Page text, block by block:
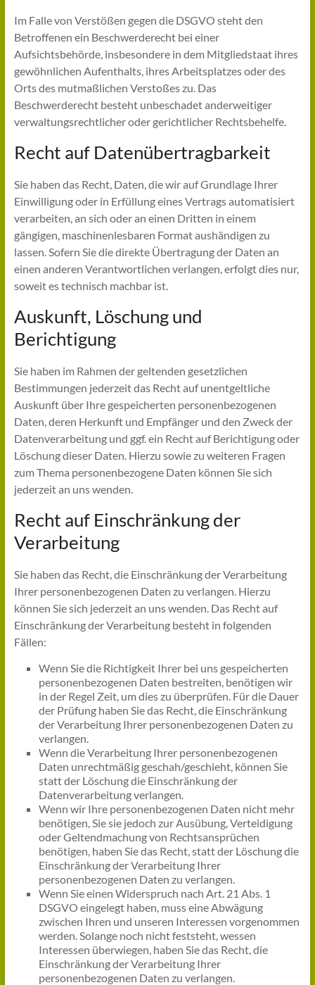
Im Falle von Verstößen gegen die DSGVO steht den
Betroffenen ein Beschwerderecht bei einer
Aufsichtsbehörde, insbesondere in dem Mitgliedstaat ihres
gewöhnlichen Aufenthalts, ihres Arbeitsplatzes oder des
Orts des mutmaßlichen Verstoßes zu. Das
Beschwerderecht besteht unbeschadet anderweitiger
verwaltungsrechtlicher oder gerichtlicher Rechtsbehelfe.
Recht auf Daten­übertrag­barkeit
Sie haben das Recht, Daten, die wir auf Grundlage Ihrer
Einwilligung oder in Erfüllung eines Vertrags automatisiert
verarbeiten, an sich oder an einen Dritten in einem
gängigen, maschinenlesbaren Format aushändigen zu
lassen. Sofern Sie die direkte Übertragung der Daten an
einen anderen Verantwortlichen verlangen, erfolgt dies nur,
soweit es technisch machbar ist.
Auskunft, Löschung und
Berichtigung
Sie haben im Rahmen der geltenden gesetzlichen
Bestimmungen jederzeit das Recht auf unentgeltliche
Auskunft über Ihre gespeicherten personenbezogenen
Daten, deren Herkunft und Empfänger und den Zweck der
Datenverarbeitung und ggf. ein Recht auf Berichtigung oder
Löschung dieser Daten. Hierzu sowie zu weiteren Fragen
zum Thema personenbezogene Daten können Sie sich
jederzeit an uns wenden.
Recht auf Einschränkung der
Verarbeitung
Sie haben das Recht, die Einschränkung der Verarbeitung
Ihrer personenbezogenen Daten zu verlangen. Hierzu
können Sie sich jederzeit an uns wenden. Das Recht auf
Einschränkung der Verarbeitung besteht in folgenden
Fällen:
Wenn Sie die Richtigkeit Ihrer bei uns gespeicherten
personenbezogenen Daten bestreiten, benötigen wir
in der Regel Zeit, um dies zu überprüfen. Für die Dauer
der Prüfung haben Sie das Recht, die Einschränkung
der Verarbeitung Ihrer personenbezogenen Daten zu
verlangen.
Wenn die Verarbeitung Ihrer personenbezogenen
Daten unrechtmäßig geschah/geschieht, können Sie
statt der Löschung die Einschränkung der
Datenverarbeitung verlangen.
Wenn wir Ihre personenbezogenen Daten nicht mehr
benötigen, Sie sie jedoch zur Ausübung, Verteidigung
oder Geltendmachung von Rechtsansprüchen
benötigen, haben Sie das Recht, statt der Löschung die
Einschränkung der Verarbeitung Ihrer
personenbezogenen Daten zu verlangen.
Wenn Sie einen Widerspruch nach Art. 21 Abs. 1
DSGVO eingelegt haben, muss eine Abwägung
zwischen Ihren und unseren Interessen vorgenommen
werden. Solange noch nicht feststeht, wessen
Interessen überwiegen, haben Sie das Recht, die
Einschränkung der Verarbeitung Ihrer
personenbezogenen Daten zu verlangen.